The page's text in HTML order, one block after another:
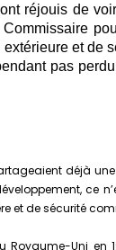
réjouis de
et de
pas
déjà
ce
et de sécurité
Uni en